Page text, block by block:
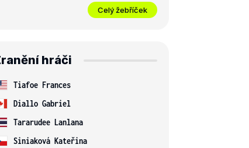
Celý žebříček
hráči
Tiafoe Frances
Diallo Gabriel
Tararudee Lanlana
Siniaková Kateřina